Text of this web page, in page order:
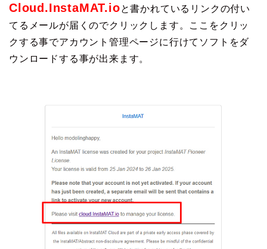
Cloud.InstaMAT.ioと書かれているリンクの付い
てるメールが届くのでクリックします。ここをクリッ
クする事でアカウント管理ページに行けてソフトをダ
ウンロードする事が出来ます。